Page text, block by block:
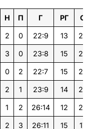
Н П Г РГ О
2 0 22:9 13 26
3 0 23:8 15 24
0 2 22:7 15 24
2 1 23:9 14 23
1 2 26:14 12 22
2 3 26:11 15 17